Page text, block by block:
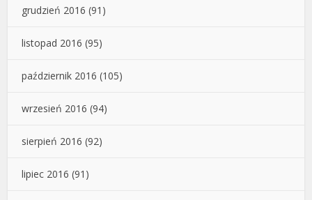
grudzień 2016 (91)
listopad 2016 (95)
październik 2016 (105)
wrzesień 2016 (94)
sierpień 2016 (92)
lipiec 2016 (91)